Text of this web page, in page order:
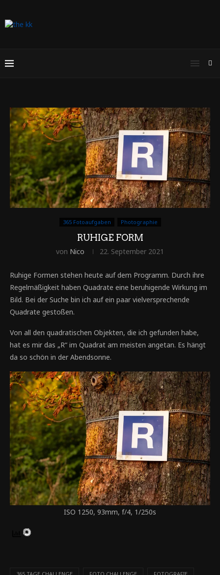
365 Fotoaufgaben Photographie
RUHIGE FORM
von Nico 22. September 2021
Ruhige Formen stehen heute auf dem Programm. Durch ihre
Regelmäßigkeit haben Quadrate eine beruhigende Wirkung im
Bild. Bei der Suche bin ich auf ein paar vielversprechende
Quadrate gestoßen.
Von all den quadratischen Objekten, die ich gefunden habe,
hat es mir das „R“ im Quadrat am meisten angetan. Es hängt
da so schön in der Abendsonne.
ISO 1250, 93mm, f/4, 1/250s